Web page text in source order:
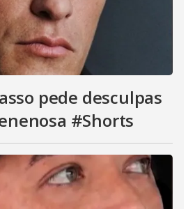
pede desculpas
#Shorts